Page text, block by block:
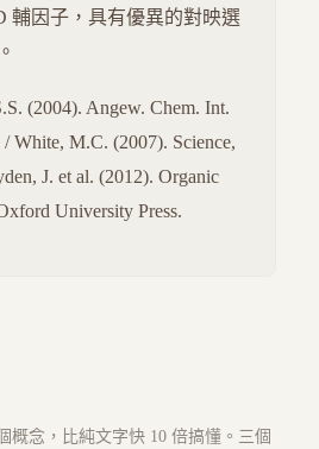
輔因子，具有優異的對映選
(2004). Angew. Chem. Int.
White, M.C. (2007). Science,
J. et al. (2012). Organic
University Press.
概念，比純文字快 10 倍搞懂。三個